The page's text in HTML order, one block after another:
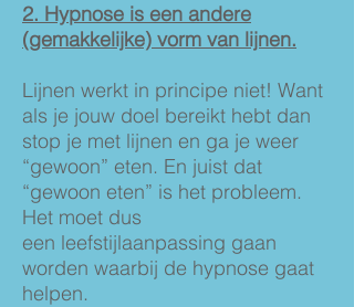
2. Hypnose is een andere
(gemakkelijke) vorm van lijnen.
Lijnen werkt in principe niet! Want
als je jouw doel bereikt hebt dan
stop je met lijnen en ga je weer
“gewoon” eten. En juist dat
“gewoon eten” is het probleem.
Het moet dus
een leefstijlaanpassing gaan
worden waarbij de hypnose gaat
helpen.